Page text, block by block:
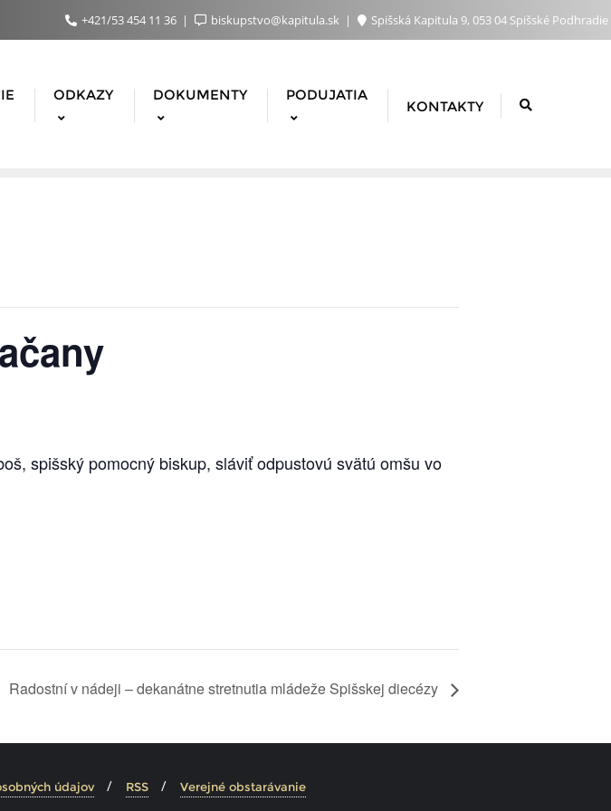
+421/53 454 11 36 biskupstvo@kapitula.sk Spišská Kapitula 9, 053 04 Spišské Podhradie
ODKAZY DOKUMENTY PODUJATIA
KONTAKTY
spišský pomocný biskup, sláviť odpustovú svätú omšu vo
Radostní v nádeji – dekanátne stretnutia mládeže Spišskej diecézy
údajov RSS Verejné obstarávanie